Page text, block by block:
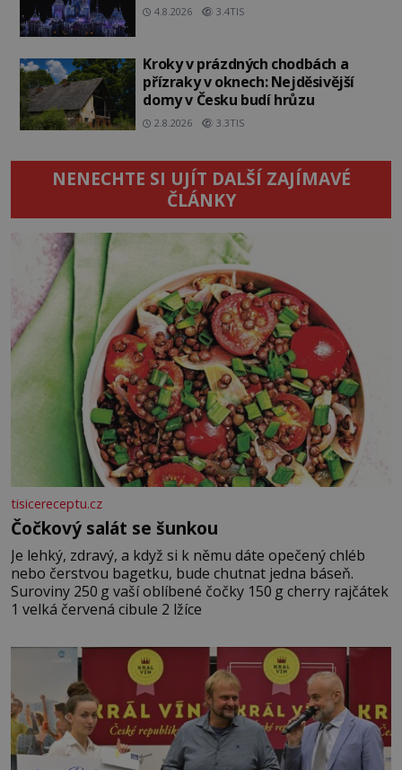
4.8.2026 3.4TIS
Kroky v prázdných chodbách a
přízraky v oknech: Nejděsivější
domy v Česku budí hrůzu
2.8.2026 3.3TIS
NENECHTE SI UJÍT DALŠÍ ZAJÍMAVÉ
ČLÁNKY
tisicereceptu.cz
Čočkový salát se šunkou
Je lehký, zdravý, a když si k němu dáte opečený chléb
nebo čerstvou bagetku, bude chutnat jedna báseň.
Suroviny 250 g vaší oblíbené čočky 150 g cherry rajčátek
1 velká červená cibule 2 lžíce